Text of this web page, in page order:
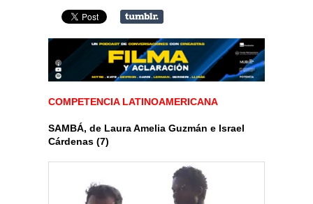
COMPETENCIA LATINOAMERICANA
SAMBÁ, de Laura Amelia Guzmán e Israel
Cárdenas (7)